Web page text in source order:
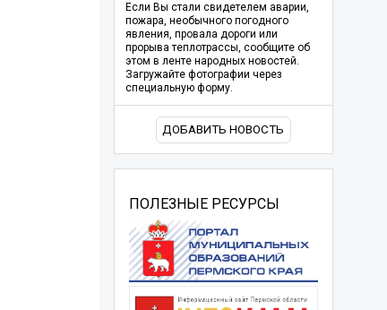
Если Вы стали свидетелем аварии,
пожара, необычного погодного
явления, провала дороги или
прорыва теплотрассы, сообщите об
этом в ленте народных новостей.
Загружайте фотографии через
специальную форму.
ДОБАВИТЬ НОВОСТЬ
ПОЛЕЗНЫЕ РЕСУРСЫ